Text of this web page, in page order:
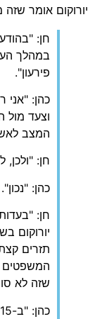
יורוקום אומר
חן:
במהלך
פירעון".
כהן: "אני
וצעד מול
המצב
חן:
כהן: "נכון".
חן:
יורוקום
תזרים
המשפטים
שזה לא